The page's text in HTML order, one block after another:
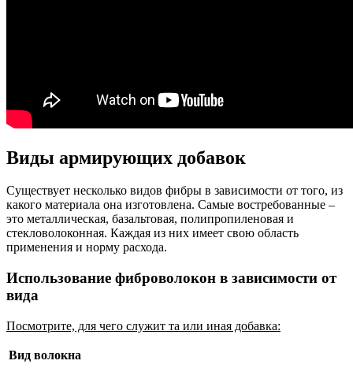
Виды армирующих добавок
Существует несколько видов фибры в зависимости от того, из
какого материала она изготовлена. Самые востребованные –
это металлическая, базальтовая, полипропиленовая и
стекловолоконная. Каждая из них имеет свою область
применения и норму расхода.
Использование фиброволокон в зависимости от
вида
Посмотрите, для чего служит та или иная добавка:
Вид волокна